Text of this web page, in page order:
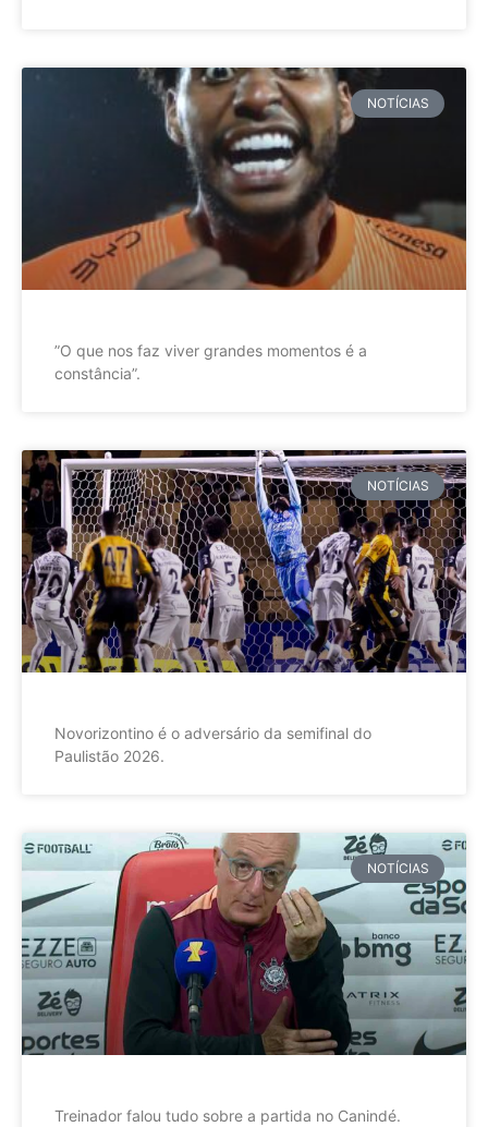
NOTÍCIAS
”O que nos faz viver grandes momentos é a
constância”.
NOTÍCIAS
Novorizontino é o adversário da semifinal do
Paulistão 2026.
NOTÍCIAS
Treinador falou tudo sobre a partida no Canindé.